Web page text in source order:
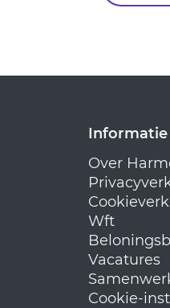
Informatie
Over
Wft
Vacatures
Cookie-